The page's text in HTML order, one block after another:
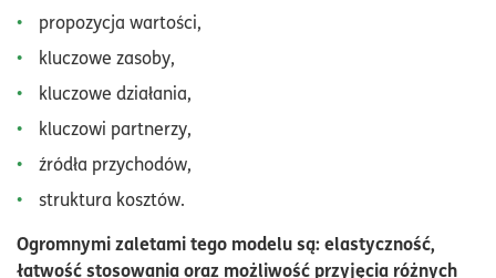
propozycja wartości,
kluczowe zasoby,
kluczowe działania,
kluczowi partnerzy,
źródła przychodów,
struktura kosztów.
Ogromnymi zaletami tego modelu są: elastyczność,
łatwość stosowania oraz możliwość przyjęcia różnych